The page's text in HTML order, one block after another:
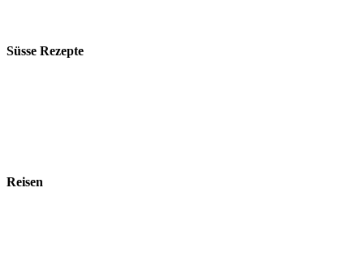
Süsse Rezepte
Reisen